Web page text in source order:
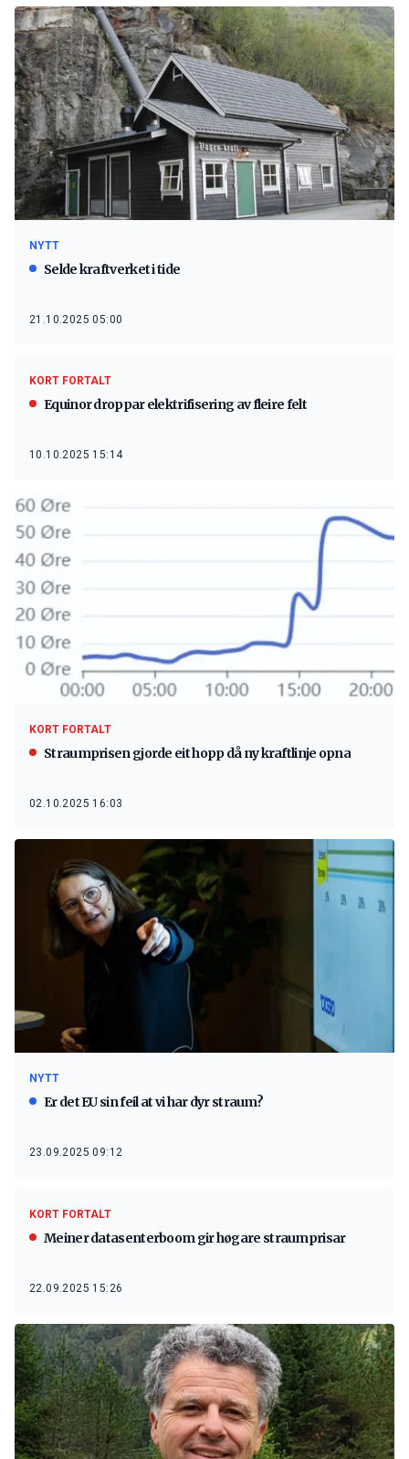
NYTT
Selde kraftverket i tide
21.10.2025 05:00
KORT FORTALT
Equinor droppar elektrifisering av fleire felt
10.10.2025 15:14
KORT FORTALT
Straumprisen gjorde eit hopp då ny kraftlinje opna
02.10.2025 16:03
NYTT
Er det EU sin feil at vi har dyr straum?
23.09.2025 09:12
KORT FORTALT
Meiner datasenterboom gir høgare straumprisar
22.09.2025 15:26